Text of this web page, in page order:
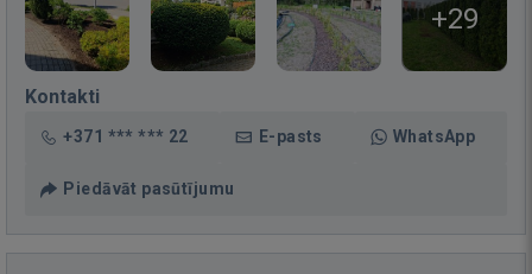
+29
Kontakti
+371 *** *** 22 E-pasts WhatsApp
Piedāvāt pasūtījumu